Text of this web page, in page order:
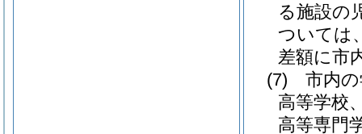
る施設の
ついては
差額に市
(7)
市内
高等学校
高等専門